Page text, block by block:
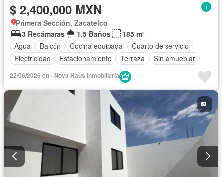
$ 2,400,000 MXN
Primera Sección, Zacatelco
3 Recámaras
1.5 Baños
185 m²
Agua
Balcón Cocina equipada
Cuarto de servicio
Electricidad
Estacionamiento Terraza Sin amueblar
22/06/2026 en - Nova Haus Inmobiliaria